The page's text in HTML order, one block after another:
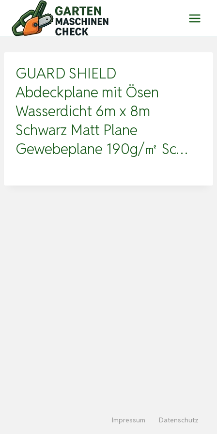
Inhalt
springen
GUARD SHIELD
Abdeckplane mit Ösen
Wasserdicht 6m x 8m
Schwarz Matt Plane
Gewebeplane 190g/㎡ Sc…
Impressum Datenschutz